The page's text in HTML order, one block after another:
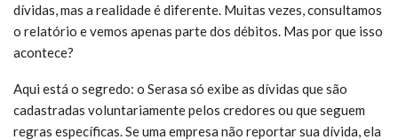
dívidas, mas a realidade é diferente. Muitas vezes, consultamos
o relatório e vemos apenas parte dos débitos. Mas por que isso
acontece?
Aqui está o segredo: o Serasa só exibe as dívidas que são
cadastradas voluntariamente pelos credores ou que seguem
regras específicas. Se uma empresa não reportar sua dívida, ela